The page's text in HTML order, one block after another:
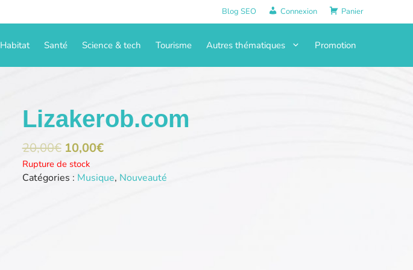
Blog SEO Connexion Panier
Habitat Santé Science & tech Tourisme Autres thématiques Promotion
Lizakerob.com
20,00€ 10,00€
Rupture de stock
Catégories : Musique, Nouveauté